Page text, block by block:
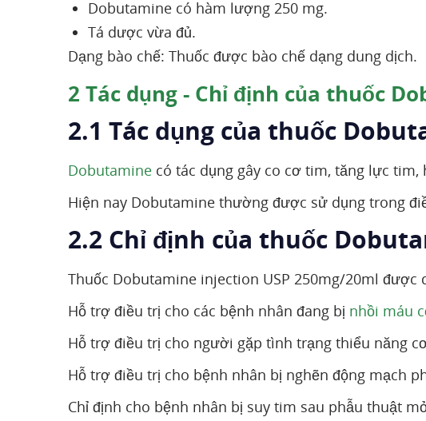
Dobutamine có hàm lượng 250 mg.
Tá dược vừa đủ.
Dạng bào chế: Thuốc được bào chế dạng dung dịch.
2 Tác dụng - Chỉ định của thuốc
2.1 Tác dụng của thuốc
Dobutamine có tác dụng gây co cơ tim, tăng lực
Hiện nay Dobutamine thường được sử dụng trong
2.2 Chỉ định của thuốc
Thuốc Dobutamine injection USP 250mg/20ml được
Hỗ trợ điều trị cho các bệnh nhân đang bị nhồi máu
Hỗ trợ điều trị cho người gặp tình trạng thiểu năng
Hỗ trợ điều trị cho bệnh nhân bị nghẽn động mạch
Chỉ định cho bệnh nhân bị suy tim sau phẫu thuật